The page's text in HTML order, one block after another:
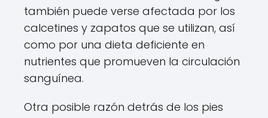
también puede verse afectada por los
calcetines y zapatos que se utilizan, así
como por una dieta deficiente en
nutrientes que promueven la circulación
sanguínea.
Otra posible razón detrás de los pies